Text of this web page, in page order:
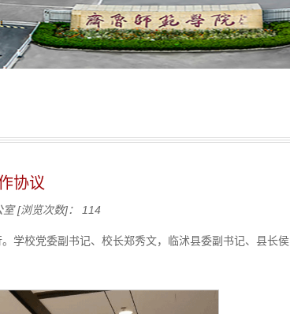
协议
室[浏览次数]： 114
学校党委副书记、校长郑秀文，临沭县委副书记、县长侯